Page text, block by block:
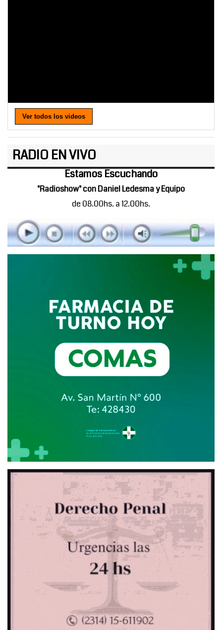
Ver todos los videos
RADIO EN VIVO
Estamos Escuchando
"Radioshow" con Daniel Ledesma y Equipo
de 08.00hs. a 12.00hs.